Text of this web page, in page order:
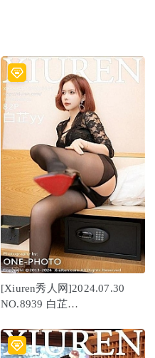
[Xiuren秀人网]2024.07.30
NO.8939 白芷